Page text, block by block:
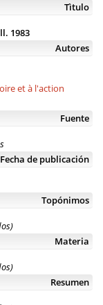
Tìtulo
1983
Autores
et à l'action
Fuente
Fecha de publicación
Topónimos
Materia
Resumen